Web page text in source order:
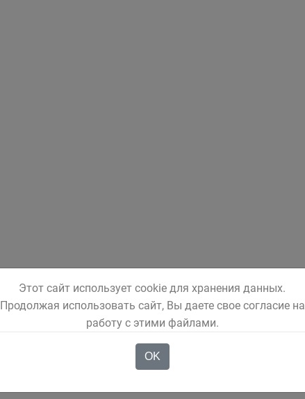
Этот сайт использует cookie для хранения данных.
Продолжая использовать сайт, Вы даете свое согласие на
работу с этими файлами.
OK